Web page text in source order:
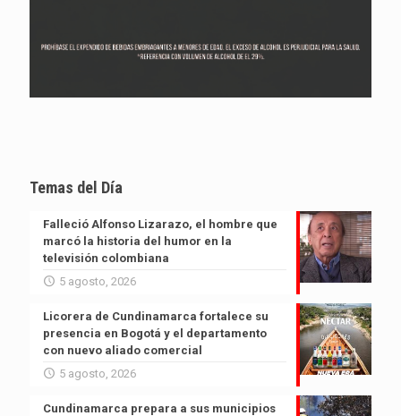
Temas del Día
Falleció Alfonso Lizarazo, el hombre que
marcó la historia del humor en la
televisión colombiana
5 agosto, 2026
Licorera de Cundinamarca fortalece su
presencia en Bogotá y el departamento
con nuevo aliado comercial
5 agosto, 2026
Cundinamarca prepara a sus municipios